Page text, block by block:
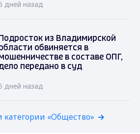
дней назад
Подросток из Владимирской
обвиняется в
в составе ОПГ,
передано в суд
дней назад
категории «Общество»